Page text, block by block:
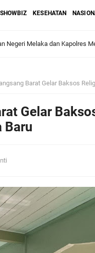
SHOWBIZ KESEHATAN
Negeri Melaka dan Kapolres
Meranti Sahkan
VI Kebun Julok Rayeuk
Tegaskan MoU Pemkab dan
Barat Gelar Baksos
Gelar
Baru